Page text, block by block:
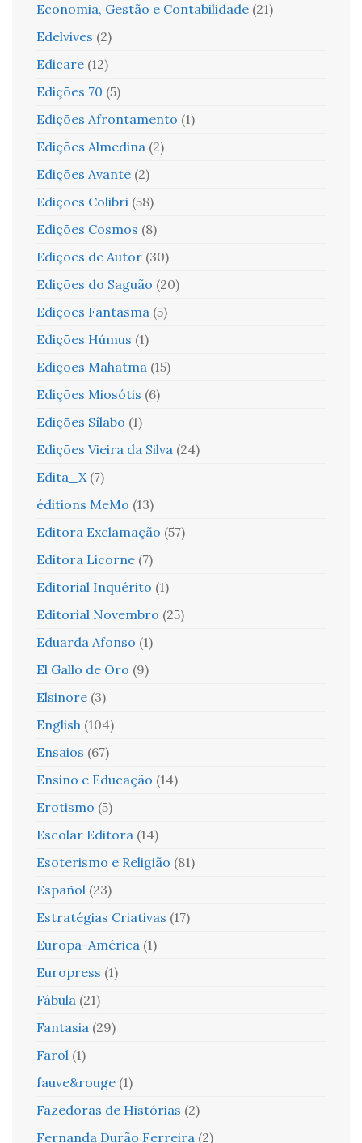
Economia, Gestão e Contabilidade (21)
Edelvives (2)
Edicare (12)
Edições 70 (5)
Edições Afrontamento (1)
Edições Almedina (2)
Edições Avante (2)
Edições Colibri (58)
Edições Cosmos (8)
Edições de Autor (30)
Edições do Saguão (20)
Edições Fantasma (5)
Edições Húmus (1)
Edições Mahatma (15)
Edições Miosótis (6)
Edições Sílabo (1)
Edições Vieira da Silva (24)
Edita_X (7)
éditions MeMo (13)
Editora Exclamação (57)
Editora Licorne (7)
Editorial Inquérito (1)
Editorial Novembro (25)
Eduarda Afonso (1)
El Gallo de Oro (9)
Elsinore (3)
English (104)
Ensaios (67)
Ensino e Educação (14)
Erotismo (5)
Escolar Editora (14)
Esoterismo e Religião (81)
Español (23)
Estratégias Criativas (17)
Europa-América (1)
Europress (1)
Fábula (21)
Fantasia (29)
Farol (1)
fauve&rouge (1)
Fazedoras de Histórias (2)
Fernanda Durão Ferreira (2)